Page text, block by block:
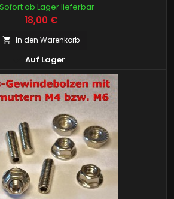
ab Lager lieferbar
Preis
18,00 €
 In den Warenkorb
Auf Lager